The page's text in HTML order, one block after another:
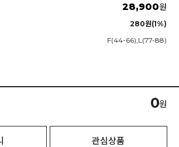
28,900원
280원(1%)
F(44-66),L(77-88)
0원
관심상품